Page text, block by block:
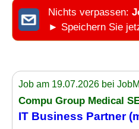
Nichts verpassen:
► Speichern Sie
Job am 19.07.2026 bei
Compu Group Medical
IT Business Partner